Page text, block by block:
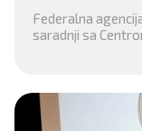
OPĆINSKIM
Federalna
saradnji sa